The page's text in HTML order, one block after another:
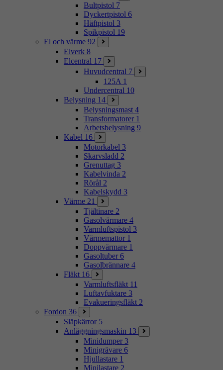
Bultpistol 7
Dyckertpistol 6
Häftpistol 3
Spikpistol 19
El och värme 92
Elverk 8
Elcentral 17
Huvudcentral 7
125A 1
Undercentral 10
Belysning 14
Belysningsmast 4
Transformatorer 1
Arbetsbelysning 9
Kabel 16
Motorkabel 3
Skarvsladd 2
Grenuttag 3
Kabelvinda 2
Rörål 2
Kabelskydd 3
Värme 21
Tjältinare 2
Gasolvärmare 4
Varmluftspistol 3
Värmemattor 1
Doppvärmare 1
Gasoltuber 6
Gasolbrännare 4
Fläkt 16
Varmluftsfläkt 11
Luftavfuktare 3
Evakueringsfläkt 2
Fordon 36
Släpkärror 5
Anläggningsmaskin 13
Minidumper 3
Minigrävare 6
Hjullastare 1
Minilastare 2